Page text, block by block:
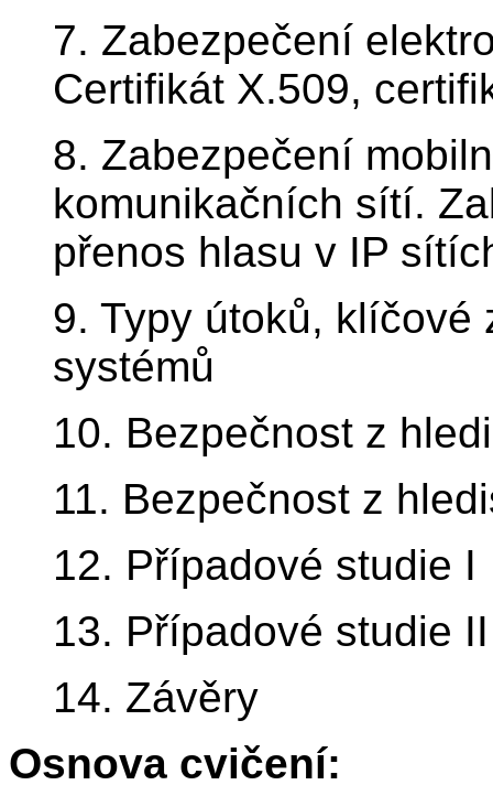
7. Zabezpečení
Certifikát X.509,
8. Zabezpečení
komunikačních sítí.
přenos hlasu v IP
9. Typy útoků, klíčové
systémů
10. Bezpečnost z
11. Bezpečnost z
12. Případové studie I
13. Případové studie II
14. Závěry
Osnova cvičení: